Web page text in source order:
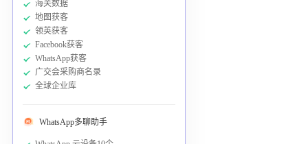
海关数据
地图获客
领英获客
Facebook获客
WhatsApp获客
广交会采购商名录
全球企业库
WhatsApp多聊助手